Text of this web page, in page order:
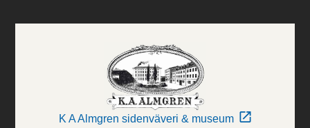
K A Almgren sidenväveri & museum